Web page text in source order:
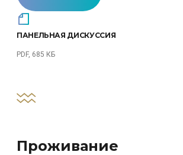
ПАНЕЛЬНАЯ ДИСКУССИЯ
PDF, 685 КБ
Проживание